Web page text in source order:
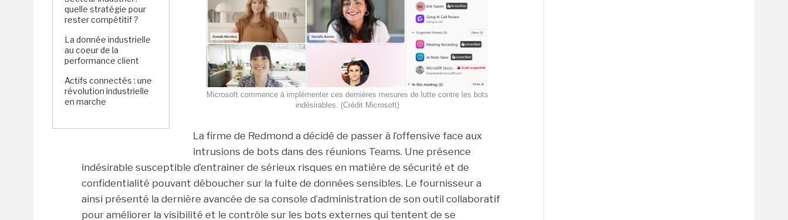
quelle stratégie pour
rester compétitif ?
La donnée industrielle
au coeur de la
performance client
Actifs connectés : une
révolution industrielle
en marche
Microsoft commence à implémenter ces dernières mesures de lutte contre les bots
indésirables. (Crédit Microsoft)
La firme de Redmond a décidé de passer à l’offensive face aux
intrusions de bots dans des réunions Teams. Une présence
indésirable susceptible d’entrainer de sérieux risques en matière de sécurité et de
confidentialité pouvant déboucher sur la fuite de données sensibles. Le fournisseur a
ainsi présenté la dernière avancée de sa console d’administration de son outil collaboratif
pour améliorer la visibilité et le contrôle sur les bots externes qui tentent de se